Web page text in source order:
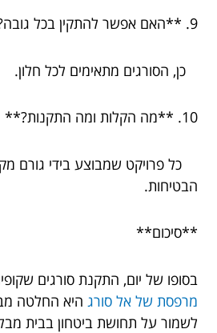
9. **האם אפשר להתקין בכל גובה?**
כן, הסורגים מתאימים לכל חלון.
10. **מה הקלות ומה התקנות?**
כל פרויקט שמבוצע בידי גורם
הבטיחות.
**סיכום**
בסופו של יום, התקנת סורגים
מרפסת של אל סורג היא החלטה
לשמור על תחושת ביטחון בבית